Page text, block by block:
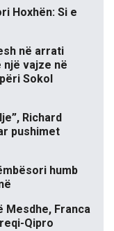
Hoxhën: Si e
në arrati
vajze në
Sokol
Richard
pushimet
humb
Mesdhe, Franca
Qipro